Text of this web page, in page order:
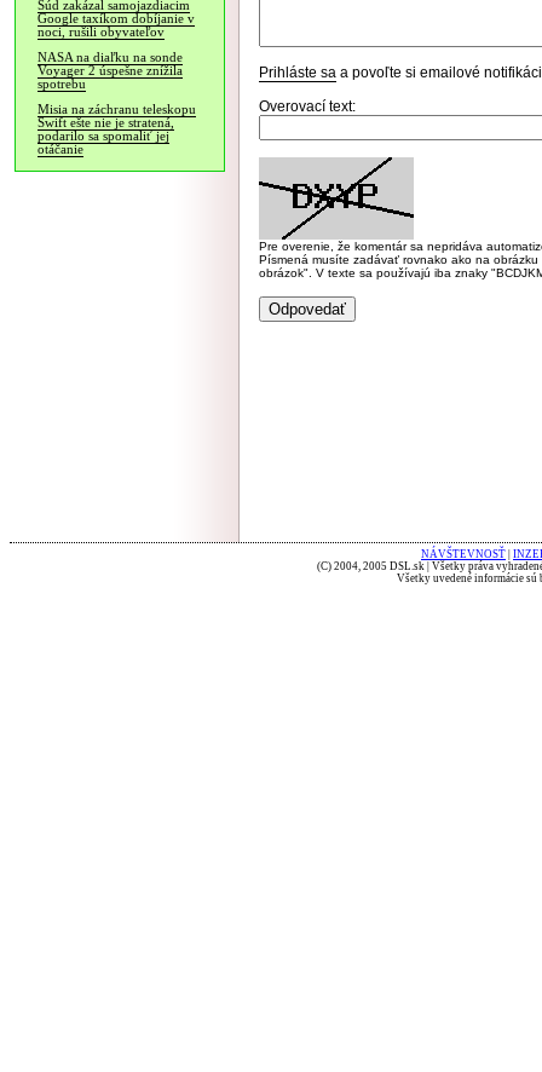
Súd zakázal samojazdiacim
Google taxíkom dobíjanie v
noci, rušili obyvateľov
NASA na diaľku na sonde
Voyager 2 úspešne znížila
spotrebu
Misia na záchranu teleskopu
Swift ešte nie je stratená,
podarilo sa spomaliť jej
otáčanie
Prihláste sa a povoľte si emailové
Overovací text:
Pre overenie, že komentár sa nepridáva
Písmená musíte zadávať rovnako ako na
obrázok". V texte sa používajú iba znaky
NÁVŠTEVNOSŤ
(C) 2004, 2005 DSL.sk | Všetky práva
Všetky uvedené informácie sú